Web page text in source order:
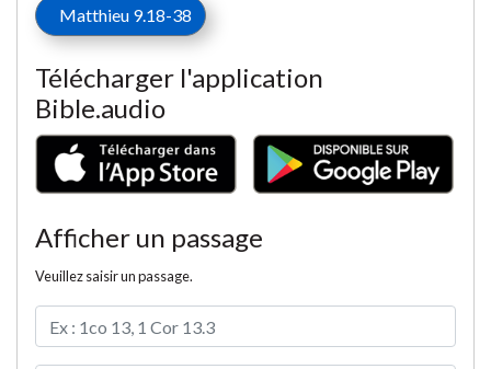
Matthieu 9.18-38
Télécharger l'application
Bible.audio
Afficher un passage
Veuillez saisir un passage.